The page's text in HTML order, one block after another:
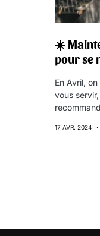
☀️
pour se
En Avril,
vous
17 AVR. 2024